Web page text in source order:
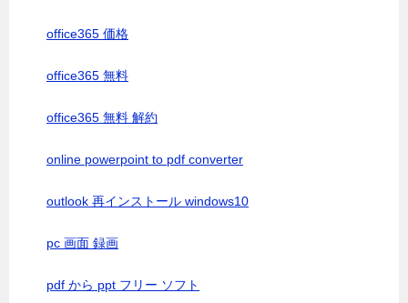
office365 価格
office365 無料
office365 無料 解約
online powerpoint to pdf converter
outlook 再インストール windows10
pc 画面 録画
pdf から ppt フリー ソフト